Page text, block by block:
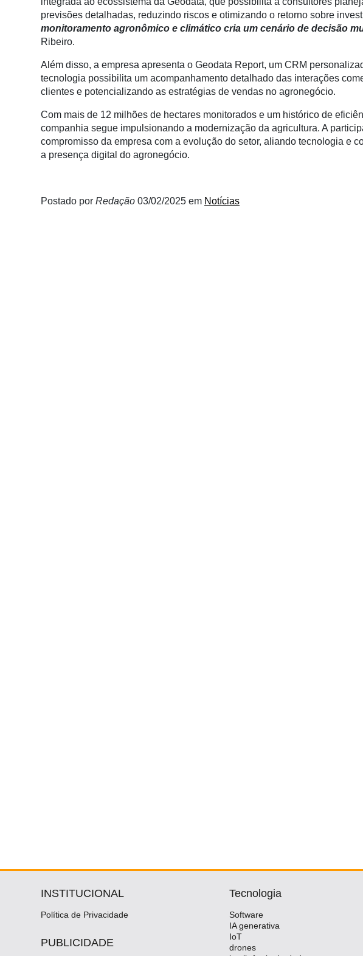
Software
Empresarial
Tecnologia
Recursos
Membros
previsões detalhadas, reduzindo riscos e otimizando o retorno sobre
monitoramento agronômico e climático cria um cenário de decisão
Ribeiro.
Além disso, a empresa apresenta o Geodata Report, um CRM
tecnologia possibilita um acompanhamento detalhado das interações
clientes e potencializando as estratégias de vendas no agronegócio.
Com mais de 12 milhões de hectares monitorados e um histórico de
companhia segue impulsionando a modernização da agricultura. A
compromisso da empresa com a evolução do setor, aliando tecnologia e
a presença digital do agronegócio.
Postado por Redação 03/02/2025 em Notícias
INSTITUCIONAL
Política de Privacidade
PUBLICIDADE
Tecnologia
Software
IA generativa
IoT
drones